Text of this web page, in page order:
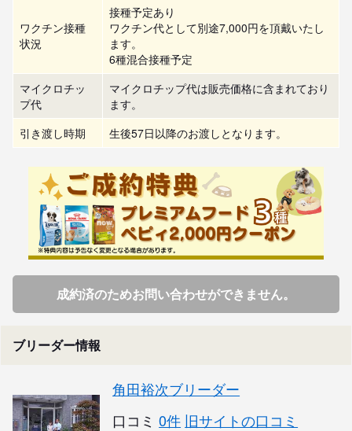
ワクチン接種
状況
接種予定あり
ワクチン代として別途7,000円を頂戴いたし
ます。
6種混合接種予定
マイクロチッ
プ代
マイクロチップ代は販売価格に含まれており
ます。
引き渡し時期
生後57日以降のお渡しとなります。
成約済のためお問い合わせができません。
ブリーダー情報
角田裕次ブリーダー
口コミ 0件 旧サイトの口コミ